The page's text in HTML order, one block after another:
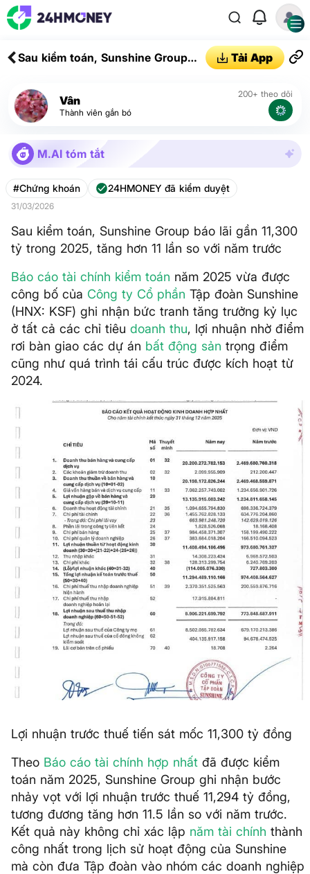
Sau kiểm toán, Sunshine Group
tăng hơn 11 lần so với năm trước
Tải App
Vân
Thành viên gắn bó
200+ theo dõi
M.AI tóm tắt
#Chứng khoán 24HMONEY đã kiểm duyệt
31/03/2026
Sau kiểm toán, Sunshine Group báo lãi gần 11,300
tỷ trong 2025, tăng hơn 11 lần so với năm trước
Báo cáo tài chính kiểm toán năm 2025 vừa được
công bố của Công ty Cổ phần Tập đoàn Sunshine
(HNX: KSF) ghi nhận bức tranh tăng trưởng kỷ lục
ở tất cả các chỉ tiêu doanh thu, lợi nhuận nhờ điểm
rơi bàn giao các dự án bất động sản trọng điểm
cũng như quá trình tái cấu trúc được kích hoạt từ
2024.
Lợi nhuận trước thuế tiến sát mốc 11,300 tỷ đồng
Theo Báo cáo tài chính hợp nhất đã được kiểm
toán năm 2025, Sunshine Group ghi nhận bước
nhảy vọt với lợi nhuận trước thuế 11,294 tỷ đồng,
tương đương tăng hơn 11.5 lần so với năm trước.
Kết quả này không chỉ xác lập năm tài chính thành
công nhất trong lịch sử hoạt động của Sunshine
mà còn đưa Tập đoàn vào nhóm các doanh nghiệp